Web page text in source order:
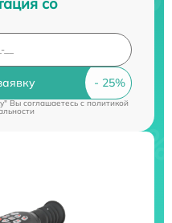
Вы соглашаетесь cполитикой